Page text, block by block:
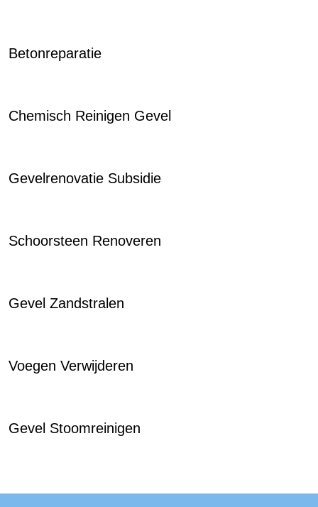
Betonreparatie
Chemisch Reinigen Gevel
Gevelrenovatie Subsidie
Schoorsteen Renoveren
Gevel Zandstralen
Voegen Verwijderen
Gevel Stoomreinigen